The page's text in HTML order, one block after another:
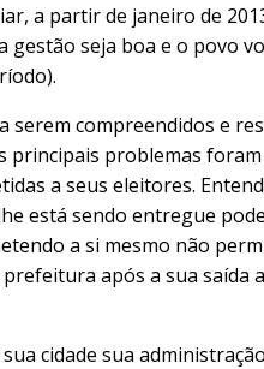
a partir de janeiro de
gestão seja boa e o povo
serem compreendidos e
principais problemas
a seus eleitores.
está sendo entregue
a si mesmo não
após a sua saída
cidade sua